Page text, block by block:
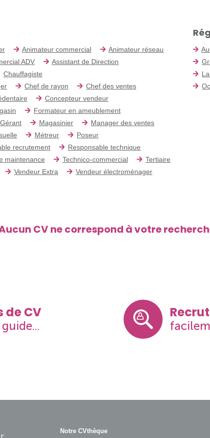
Animateur commercial
Animateur réseau
ADV
Assistant de Direction
Chauffagiste
Chef de rayon
Chef des ventes
Concepteur vendeur
Formateur en ameublement
Gérant Magasinier
Manager des ventes
Métreur
Poseur
recrutement
Responsable technique
maintenance Technico-commercial
Tertiaire
Vendeur Extra
Vendeur électroménager
CV ne correspond à votre
de CV
Notre CVthèque